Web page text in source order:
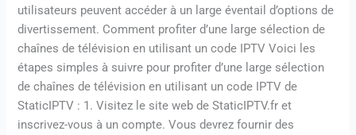
utilisateurs peuvent accéder à un large éventail d’options de
divertissement. Comment profiter d’une large sélection de
chaînes de télévision en utilisant un code IPTV Voici les
étapes simples à suivre pour profiter d’une large sélection
de chaînes de télévision en utilisant un code IPTV de
StaticIPTV : 1. Visitez le site web de StaticIPTV.fr et
inscrivez-vous à un compte. Vous devrez fournir des